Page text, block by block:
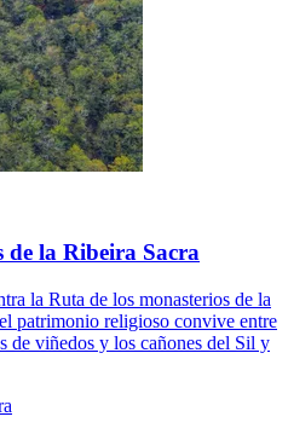
de la Ribeira Sacra
la Ruta de los monasterios de la
patrimonio religioso convive entre
de viñedos y los cañones del Sil y